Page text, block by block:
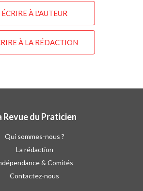
ÉCRIRE À L'AUTEUR
À LA RÉDACTION
Revue du Praticien
Qui sommes-nous ?
La rédaction
& Comités
Contactez-nous